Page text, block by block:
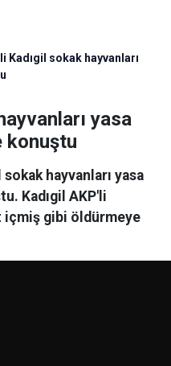
Kadıgil sokak hayvanları
yasa
konuştu
hayvanları yasa
Kadıgil AKP'li
içmiş gibi öldürmeye